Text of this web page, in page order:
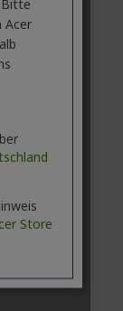
Bitte
Acer
Store